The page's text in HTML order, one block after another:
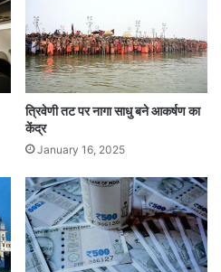
अनिमेष पराशर ने बताया कि
गया है तथा गांव में पुलिस बल
गांव की स्थिति पूरी तरह
कि शवों को पोस्टमार्टम के
त्रिवेणी तट पर नागा साधु बने आकर्षण का
केंद्र
January 16, 2025